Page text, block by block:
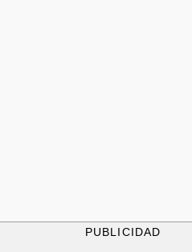
PUBLICIDAD